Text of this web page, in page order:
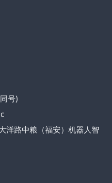
号)
洋路中粮（福安）机器人智